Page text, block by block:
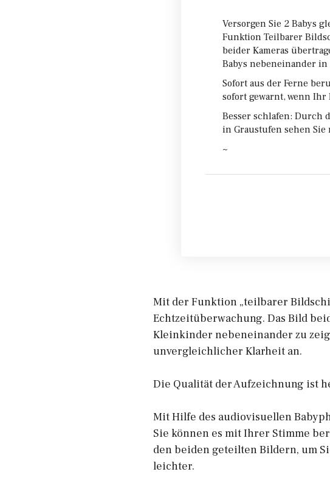
Versorgen Sie 2 Babys
Funktion Teilbarer
beider Kameras
Babys nebeneinander
Sofort aus der Ferne
sofort gewarnt, wenn Ihr
Besser schlafen: Durch
in Graustufen sehen Sie
~
Mit der Funktion „teilbarer
Echtzeitüberwachung. Das Bild
Kleinkinder nebeneinander zu
unvergleichlicher Klarheit an.
Die Qualität der Aufzeichnung ist
Mit Hilfe des audiovisuellen
Sie können es mit Ihrer Stimme
den beiden geteilten Bildern, um
leichter.